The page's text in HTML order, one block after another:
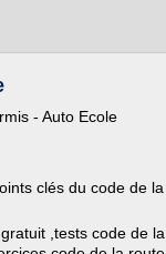
- Auto Ecole
clés du code de la
,tests code de la